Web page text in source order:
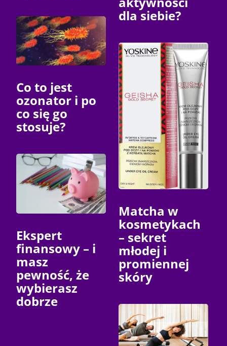
Co to jest
ozonator i po
co się go
stosuje?
Ekspert
finansowy – i
masz
pewność, że
wybierasz
dobrze
dla siebie?
Matcha w
kosmetykach
– sekret
młodej i
promiennej
skóry